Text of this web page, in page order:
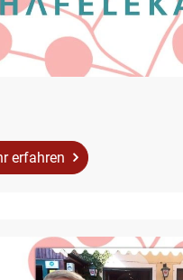
erfahren